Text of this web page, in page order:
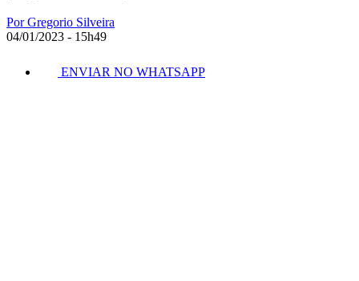
Por Gregorio Silveira
04/01/2023 - 15h49
ENVIAR NO WHATSAPP